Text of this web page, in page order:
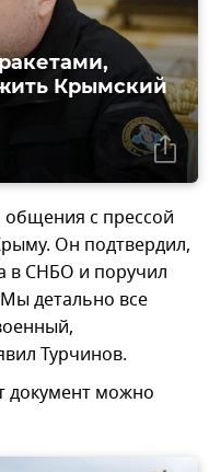
Крымский
общения с прессой
Он подтвердил,
в СНБО и поручил
детально все
Турчинов.
документ можно